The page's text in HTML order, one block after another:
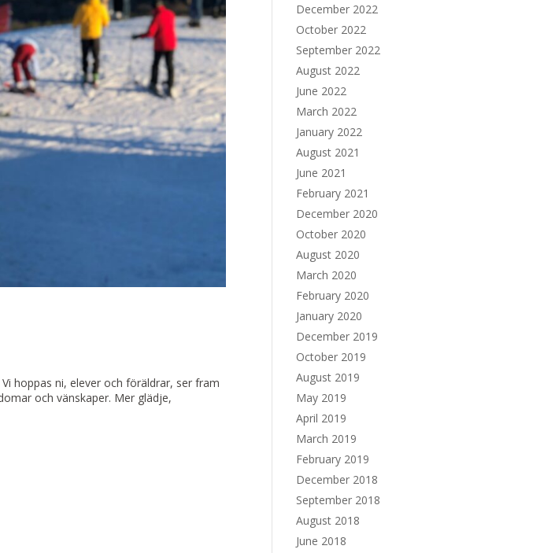
hoppas ni, elever och föräldrar, ser fram
och vänskaper. Mer glädje,
December 2022
October 2022
September 2022
August 2022
June 2022
March 2022
January 2022
August 2021
June 2021
February 2021
December 2020
October 2020
August 2020
March 2020
February 2020
January 2020
December 2019
October 2019
August 2019
May 2019
April 2019
March 2019
February 2019
December 2018
September 2018
August 2018
June 2018